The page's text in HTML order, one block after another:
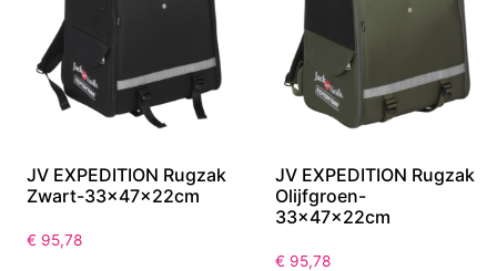
JV EXPEDITION Rugzak
Zwart-33x47x22cm
€ 95,78
JV EXPEDITION Rugzak
Olijfgroen-
33x47x22cm
€ 95,78